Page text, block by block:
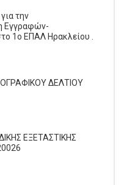
την
Εγγραφών-
1ο ΕΠΑΛ Ηρακλείου .
ΔΕΛΤΙΟΥ
ΕΞΕΤΑΣΤΙΚΗΣ